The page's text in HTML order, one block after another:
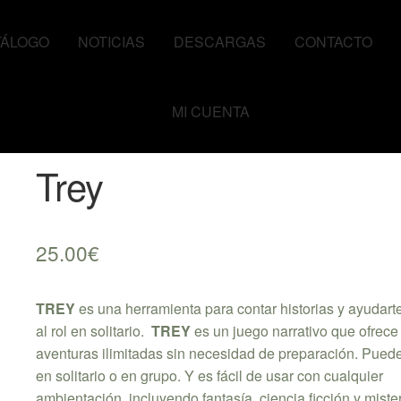
NOTICIAS DESCARGAS CONTACTO
MI CUENTA
Trey
25.00€
TREYes una herramienta para contar historias y
al rol en solitario. TREYes un juego narrativo que ofrece
aventuras ilimitadas sin necesidad de preparación.
en solitario o en grupo. Y es fácil de usar con cualquier